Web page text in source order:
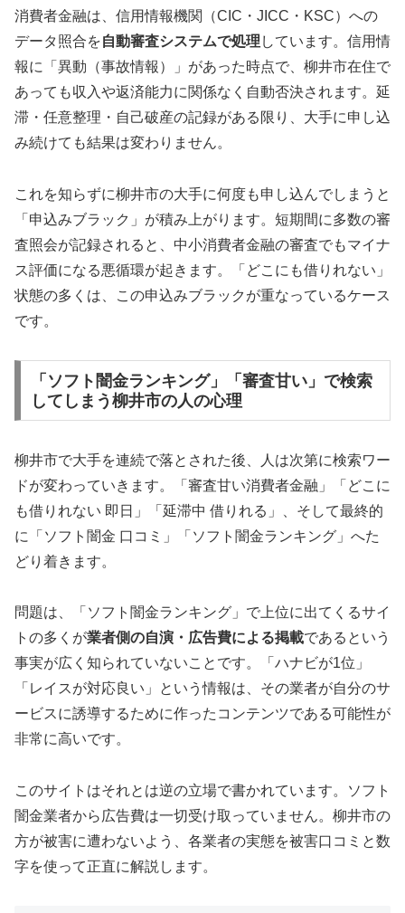
消費者金融は、信用情報機関（CIC・JICC・KSC）への
データ照合を自動審査システムで処理 しています。信用情
報に「異動（事故情報）」があった時点で、柳井市在住で
あっても収入や返済能力に関係なく自動否決されます。延
滞・任意整理・自己破産の記録がある限り、大手に申し込
み続けても結果は変わりません。
これを知らずに柳井市の大手に何度も申し込んでしまうと
「申込みブラック」が積み上がります。短期間に多数の審
査照会が記録されると、中小消費者金融の審査でもマイナ
ス評価になる悪循環が起きます。「どこにも借りれない」
状態の多くは、この申込みブラックが重なっているケース
です。
「ソフト闇金ランキング」「審査甘い」で検索
してしまう柳井市の人の心理
柳井市で大手を連続で落とされた後、人は次第に検索ワー
ドが変わっていきます。「審査甘い消費者金融」「どこに
も借りれない 即日」「延滞中 借りれる」、そして最終的
に「ソフト闇金 口コミ」「ソフト闇金ランキング」へた
どり着きます。
問題は、「ソフト闇金ランキング」で上位に出てくるサイ
トの多くが業者側の自演・広告費による掲載であるという
事実が広く知られていないことです。「ハナビが1位」
「レイスが対応良い」という情報は、その業者が自分のサ
ービスに誘導するために作ったコンテンツである可能性が
非常に高いです。
このサイトはそれとは逆の立場で書かれています。ソフト
闇金業者から広告費は一切受け取っていません。柳井市の
方が被害に遭わないよう、各業者の実態を被害口コミと数
字を使って正直に解説します。